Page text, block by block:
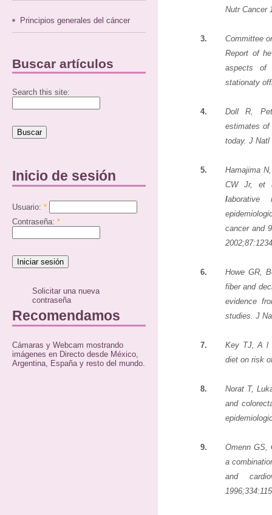
Principios generales del cáncer
Buscar artículos
Search this site:
Inicio de sesión
Usuario: *
Contraseña: *
Solicitar una nueva
contraseña
Recomendamos
Cámaras y Webcam mostrando
imágenes en Directo desde México,
Argentina, España y resto del mundo.
Nutr Cancer
3.
Committee
Report of
aspects of
stationaty
4.
Doll R,
estimates
today. J Natl
5.
Hamajima
CW Jr, et
l
cancer and
6.
Howe GR,
fiber and
evidence
studies. J
7.
Key TJ, A l
diet on risk
8.
Norat T,
and
9.
Omenn GS,
a
and